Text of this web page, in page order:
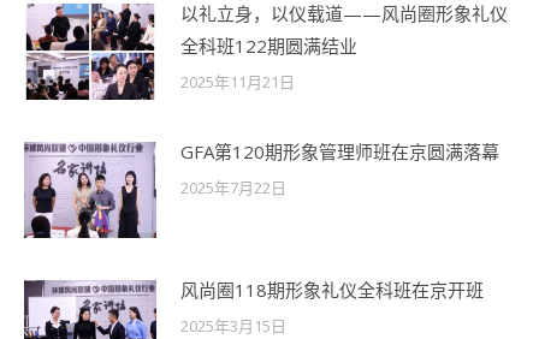
以礼立身，以仪载道——风尚圈形象礼仪
全科班122期圆满结业
2025年11月21日
GFA第120期形象管理师班在京圆满落幕
2025年7月22日
风尚圈118期形象礼仪全科班在京开班
2025年3月15日